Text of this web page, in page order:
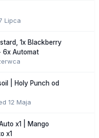
Lipca
1x Blackberry
6x Automat
| Holy Punch od
12 Maja
x1 | Mango
x1